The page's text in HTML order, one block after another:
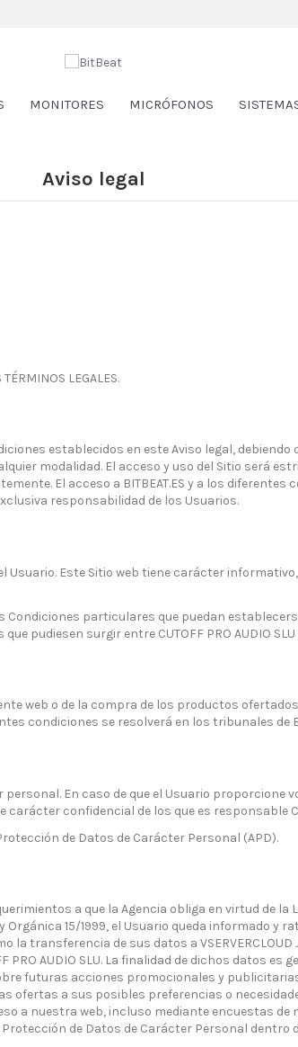
MONITORES MICRÓFONOS
Aviso legal
LEGALES.
establecidos en este Aviso legal,
modalidad. El acceso y uso del Sitio será
El acceso a BITBEAT.ES y a los
responsabilidad de los Usuarios.
Usuario. Este Sitio web tiene carácter
particulares que puedan
pudiesen surgir entre CUTOFF PRO AUDIO
web o de la compra de los productos
condiciones se resolverá en los tribunales de
En caso de que el Usuario
confidencial de los que es responsable
de Datos de Carácter Personal (APD).
a que la Agencia obliga en virtud de
15/1999, el Usuario queda informado
de sus datos a VSERVERCLOUD
AUDIO SLU. La finalidad de dichos datos
futuras acciones promocionales y
ofertas a sus posibles preferencias o
a nuestra web, incluso mediante encuestas
de Datos de Carácter Personal